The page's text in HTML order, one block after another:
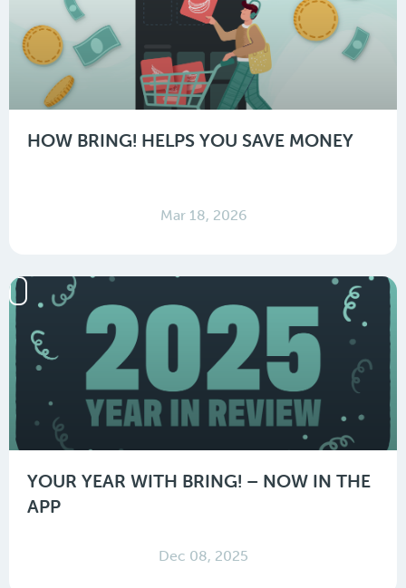
HOW BRING! HELPS YOU SAVE MONEY
Mar 18, 2026
YOUR YEAR WITH BRING! – NOW IN THE
APP
Dec 08, 2025